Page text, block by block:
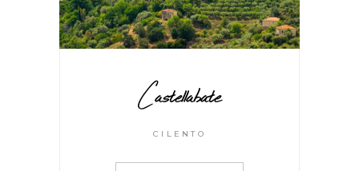
Castellabate
CILENTO